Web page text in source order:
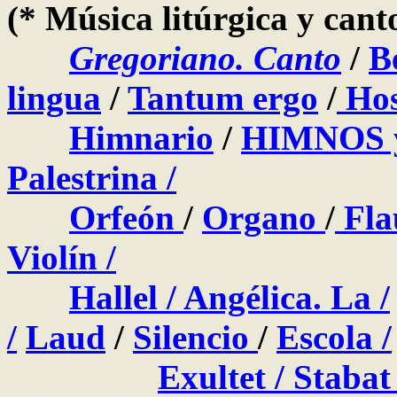
(* Música litúrgica y
Gregoriano. Canto /
lingua / Tantum ergo /
Himnario / HIMNOS
Palestrina /
Orfeón / Organo /
Violín /
Hallel /Angélica. La /
/ Laud / Silencio / Escola /
Exultet /